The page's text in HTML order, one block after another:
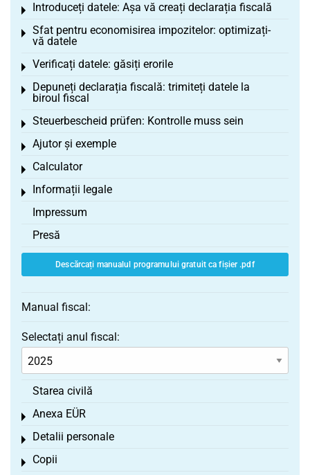
Introduceți datele: Așa vă creați declarația fiscală
Toggle menu
Sfat pentru economisirea impozitelor: optimizați-
vă datele
Toggle menu
Verificați datele: găsiți erorile
Toggle menu
Depuneți declarația fiscală: trimiteți datele la
biroul fiscal
Toggle menu
Steuerbescheid prüfen: Kontrolle muss sein
Toggle menu
Ajutor și exemple
Toggle menu
Calculator
Toggle menu
Informații legale
Toggle menu
Impressum
Presă
Descărcați manualul programului gratuit ca fișier .pdf
Manual fiscal:
Selectați anul fiscal:
Starea civilă
Anexa EÜR
Toggle menu
Detalii personale
Toggle menu
Copii
Toggle menu